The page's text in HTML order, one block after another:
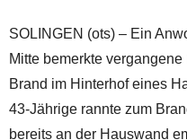
SOLINGEN (ots) – Ein
Mitte bemerkte
Brand im Hinterhof eines
43-Jährige rannte zum
bereits an der Hauswand